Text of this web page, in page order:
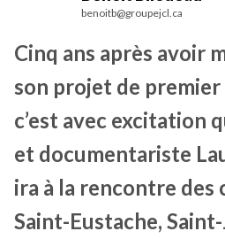
benoitb@groupejcl.ca
Cinq ans après avoir
son projet de
c’est avec excitation
et documentariste
ira à la rencontre des
Saint-Eustache,